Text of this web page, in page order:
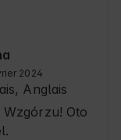
o każdy
to miejsce
kontakt 📞
miejsca (i
z opowieści
2024
Anglais
Wzgórzu! Oto